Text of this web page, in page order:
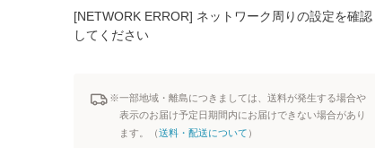
[NETWORK ERROR] ネットワーク周りの設定を確認
してください
※一部地域・離島につきましては、送料が発生する場合や
表示のお届け予定日期間内にお届けできない場合があり
ます。（送料・配送について ）